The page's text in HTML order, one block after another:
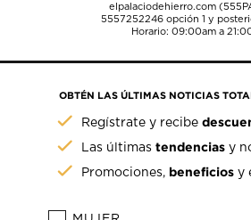
elpalaciodehierro.com
5557252246opción 1 y
Horario: 09:00am a
OBTÉN LAS ÚLTIMAS NOTICIAS
Regístrate y recibe
Las últimastendencias y
Promociones, beneficios y